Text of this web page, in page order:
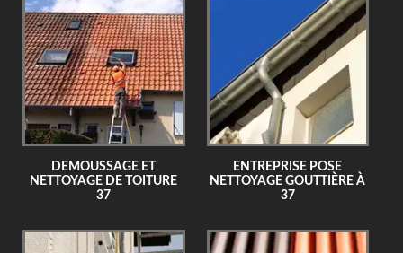
DEMOUSSAGE ET
NETTOYAGE DE TOITURE
37
ENTREPRISE POSE
NETTOYAGE GOUTTIÈRE À
37